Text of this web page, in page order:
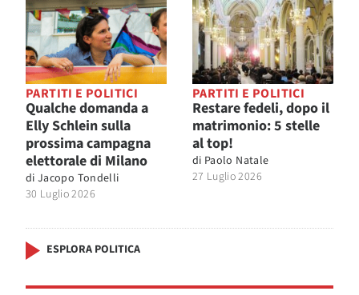
PARTITI E POLITICI
Qualche domanda a
Elly Schlein sulla
prossima campagna
elettorale di Milano
di Jacopo Tondelli
30 Luglio 2026
PARTITI E POLITICI
Restare fedeli, dopo il
matrimonio: 5 stelle
al top!
di Paolo Natale
27 Luglio 2026
ESPLORA POLITICA